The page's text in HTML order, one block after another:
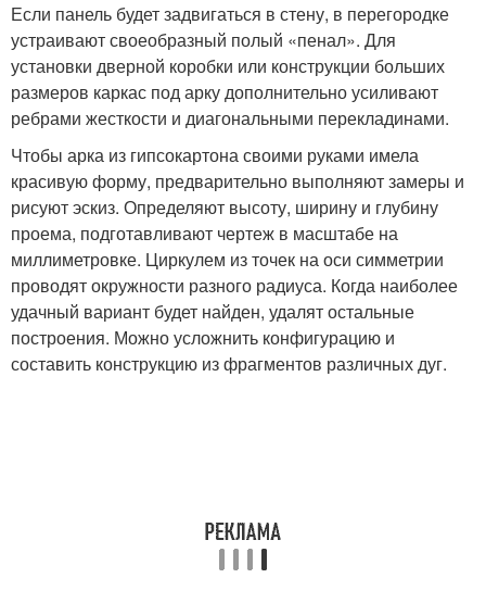
Если панель будет задвигаться в стену, в перегородке
устраивают своеобразный полый «пенал». Для
установки дверной коробки или конструкции больших
размеров каркас под арку дополнительно усиливают
ребрами жесткости и диагональными перекладинами.
Чтобы арка из гипсокартона своими руками имела
красивую форму, предварительно выполняют замеры и
рисуют эскиз. Определяют высоту, ширину и глубину
проема, подготавливают чертеж в масштабе на
миллиметровке. Циркулем из точек на оси симметрии
проводят окружности разного радиуса. Когда наиболее
удачный вариант будет найден, удалят остальные
построения. Можно усложнить конфигурацию и
составить конструкцию из фрагментов различных дуг.